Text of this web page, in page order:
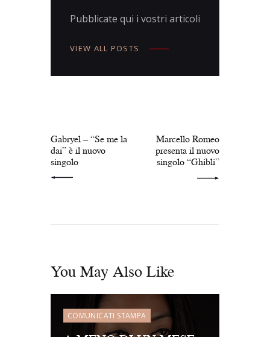
Pubblicate qui i vostri articoli
VIEW ALL POSTS
Gabryel – “Se me la
dai” è il nuovo
singolo
Marcello Romeo
presenta il nuovo
singolo “Ghibli”
You May Also Like
COMUNICATI STAMPA